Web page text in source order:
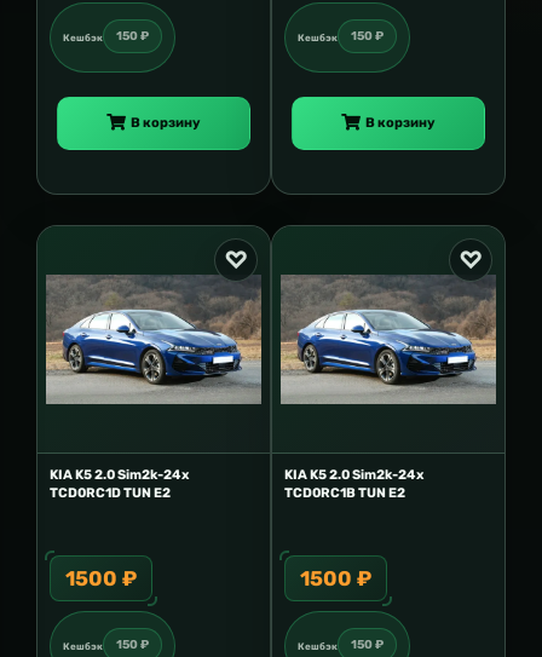
Кешбэк 150 ₽
В корзину
Кешбэк 150 ₽
В корзину
KIA K5 2.0 Sim2k-24x
TCD0RC1D TUN E2
1500 ₽
Кешбэк 150 ₽
KIA K5 2.0 Sim2k-24x
TCD0RC1B TUN E2
1500 ₽
Кешбэк 150 ₽